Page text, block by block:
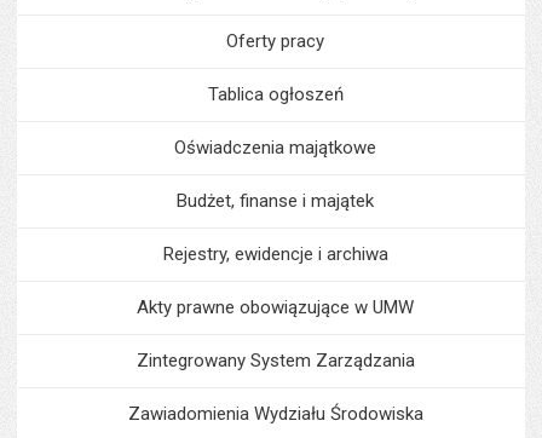
Oferty pracy
Tablica ogłoszeń
Oświadczenia majątkowe
Budżet, finanse i majątek
Rejestry, ewidencje i archiwa
Akty prawne obowiązujące w UMW
Zintegrowany System Zarządzania
Zawiadomienia Wydziału Środowiska